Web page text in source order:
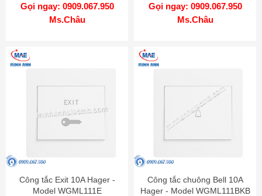
Gọi ngay: 0909.067.950
Ms.Châu
Gọi ngay: 0909.067.950
Ms.Châu
Công tắc Exit 10A Hager -
Model WGML111E
Công tắc chuông Bell 10A
Hager - Model WGML111BKB